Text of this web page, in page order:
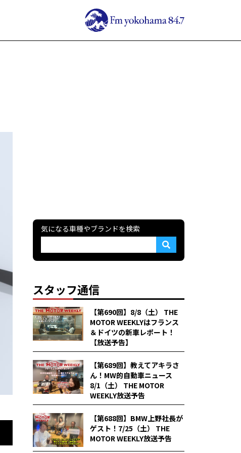
気になる車種やブランドを検索
スタッフ通信
【第690回】8/8（土） THE
MOTOR WEEKLYはフランス
＆ドイツの新車レポート！
【放送予告】
【第689回】教えてアキラさ
ん！MW的自動車ニュース
8/1（土） THE MOTOR
WEEKLY放送予告
【第688回】BMW上野社長が
ゲスト！7/25（土） THE
MOTOR WEEKLY放送予告